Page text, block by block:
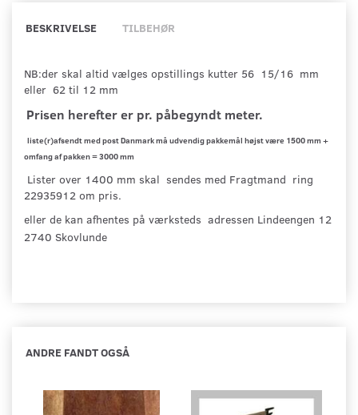
BESKRIVELSE TILBEHØR
NB:der skal altid vælges opstillings kutter 56 15/16 mm
eller 62 til 12 mm
Prisen herefter er pr. påbegyndt meter.
liste(r)afsendt med post Danmark må udvendig pakkemål højst være 1500 mm +
omfang af pakken = 3000 mm
Lister over 1400 mm skal sendes med Fragtmand ring
22935912 om pris.
eller de kan afhentes på værksteds adressen Lindeengen 12
2740 Skovlunde
ANDRE FANDT OGSÅ